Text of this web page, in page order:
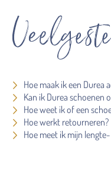
Hoe maak ik een Durea
Kan ik Durea schoenen
Hoe weet ik of een
Hoe werkt retourneren?
Hoe meet ik mijn